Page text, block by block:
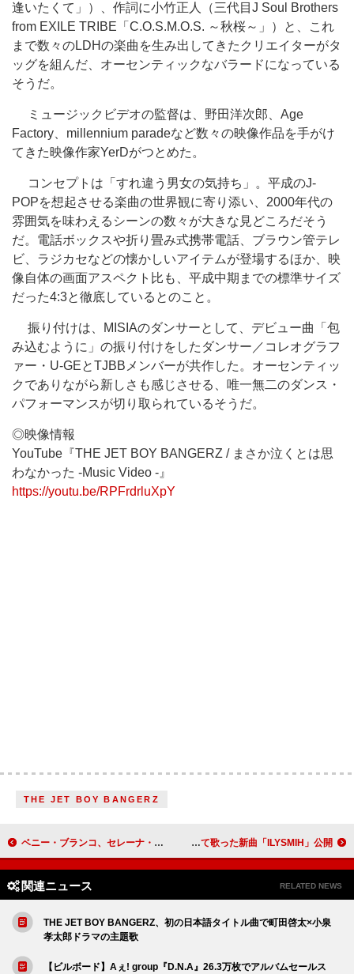
逢いたくて」）、作詞に小竹正人（三代目J Soul Brothers
from EXILE TRIBE「C.O.S.M.O.S. ～秋桜～」）と、これ
まで数々のLDHの楽曲を生み出してきたクリエイターがタ
ッグを組んだ、オーセンティックなバラードになっている
そうだ。
ミュージックビデオの監督は、野田洋次郎、Age
Factory、millennium paradeなど数々の映像作品を手がけ
てきた映像作家YerDがつとめた。
コンセプトは「すれ違う男女の気持ち」。平成のJ-
POPを想起させる楽曲の世界観に寄り添い、2000年代の
雰囲気を味わえるシーンの数々が大きな見どころだそう
だ。電話ボックスや折り畳み式携帯電話、ブラウン管テレ
ビ、ラジカセなどの懐かしいアイテムが登場するほか、映
像自体の画面アスペクト比も、平成中期までの標準サイズ
だった4:3と徹底しているとのこと。
振り付けは、MISIAのダンサーとして、デビュー曲「包
み込むように」の振り付けをしたダンサー／コレオグラフ
ァー・U-GEとTJBBメンバーが共作した。オーセンティッ
クでありながら新しさも感じさせる、唯一無二のダンス・
パフォーマンスが切り取られているそうだ。
◎映像情報
YouTube『THE JET BOY BANGERZ / まさか泣くとは思
わなかった -Music Video -』
https://youtu.be/RPFrdrluXpY
THE JET BOY BANGERZ
ベニー・ブランコ、セレーナ・ゴメスを初プロムに誘う カリ・ウチス、母性について歌った新曲「ILYSMIH」公開
関連ニュース RELATED NEWS
THE JET BOY BANGERZ、初の日本語タイトル曲で町田啓太×小泉
孝太郎ドラマの主題歌
【ビルボード】Aぇ! group『D.N.A』26.3万枚でアルバムセールス